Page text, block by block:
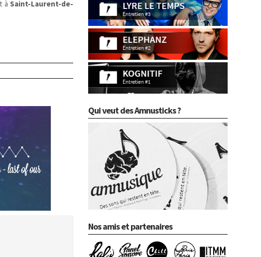
à Saint-Laurent-de-
Qui veut des Amnusticks ?
Nos amis et partenaires